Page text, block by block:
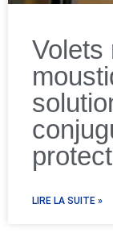
Volets
LIRE LA SUITE »